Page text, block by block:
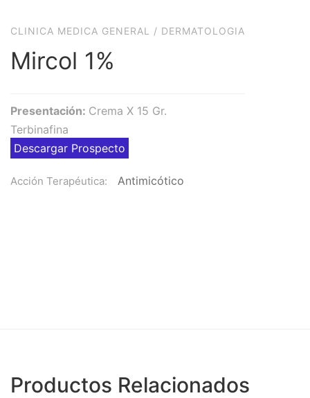
CLINICA MEDICA GENERAL / DERMATOLOGIA
Mircol 1%
Presentación: Crema X 15 Gr.
Terbinafina
Descargar Prospecto
Acción Terapéutica: Antimicótico
Productos Relacionados